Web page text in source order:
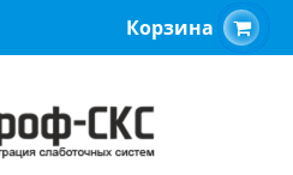
Корзина